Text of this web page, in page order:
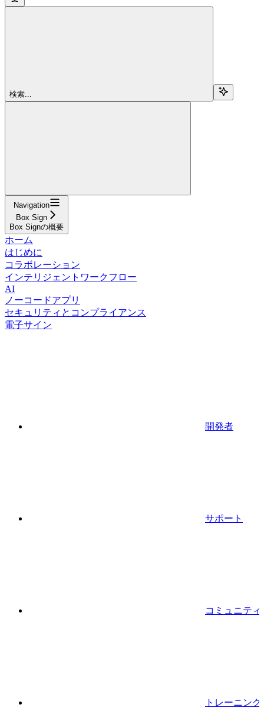
検索...
Navigation
Box Sign
Box Signの概要
ホーム
はじめに
コラボレーション
インテリジェントワークフロー
AI
ノーコードアプリ
セキュリティとコンプライアンス
電子サイン
開発者
サポート
コミュニティ
トレーニング